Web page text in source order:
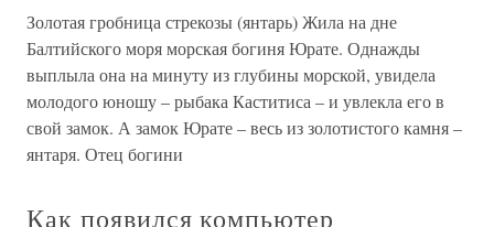
Золотая гробница стрекозы (янтарь) Жила на дне
Балтийского моря морская богиня Юрате. Однажды
выплыла она на минуту из глубины морской, увидела
молодого юношу – рыбака Каститиса – и увлекла его в
свой замок. А замок Юрате – весь из золотистого камня –
янтаря. Отец богини
Как появился компьютер